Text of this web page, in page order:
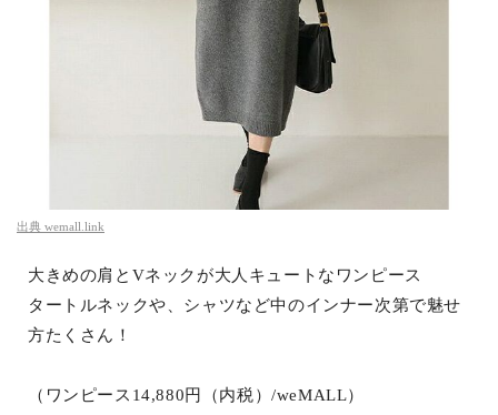
出典 wemall.link
大きめの肩とVネックが大人キュートなワンピース
タートルネックや、シャツなど中のインナー次第で魅せ
方たくさん！
（ワンピース14,880円（内税）/weMALL）